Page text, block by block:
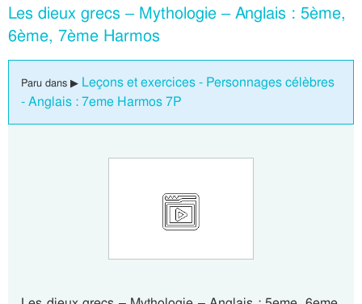
Les dieux grecs – Mythologie – Anglais : 5ème,
6ème, 7ème Harmos
Paru dans ▶ Leçons et exercices - Personnages célèbres
- Anglais : 7eme Harmos 7P